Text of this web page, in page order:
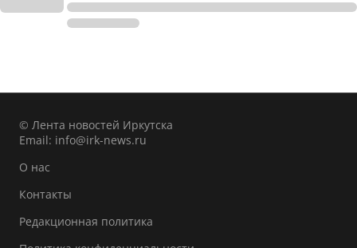
© Лента новостей Иркутска
Email: info@irk-news.ru
О нас
Контакты
Редакционная политика